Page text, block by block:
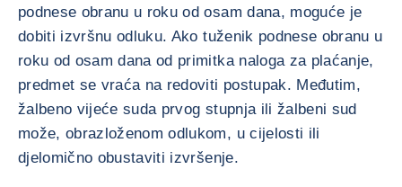
podnese obranu u roku od osam dana, moguće je
dobiti izvršnu odluku. Ako tuženik podnese obranu u
roku od osam dana od primitka naloga za plaćanje,
predmet se vraća na redoviti postupak. Međutim,
žalbeno vijeće suda prvog stupnja ili žalbeni sud
može, obrazloženom odlukom, u cijelosti ili
djelomično obustaviti izvršenje.